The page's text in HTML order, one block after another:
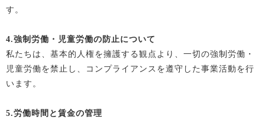
す。
4.強制労働・児童労働の防止について
私たちは、基本的人権を擁護する観点より、一切の強制労働・
児童労働を禁止し、コンプライアンスを遵守した事業活動を行
います。
5.労働時間と賃金の管理